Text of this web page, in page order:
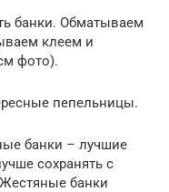
банки. Обматываем
клеем и
фото).
пепельницы.
банки – лучшие
сохранять с
банки